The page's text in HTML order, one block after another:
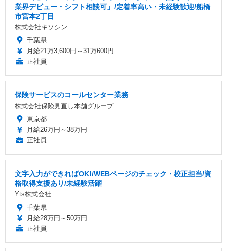
業界デビュー・シフト相談可」/定着率高い・未経験歓迎/船橋
市宮本2丁目
株式会社キソシン
千葉県
月給21万3,600円～31万600円
正社員
保険サービスのコールセンター業務
株式会社保険見直し本舗グループ
東京都
月給26万円～38万円
正社員
文字入力ができればOK!/WEBページのチェック・校正担当/資
格取得支援あり/未経験活躍
Yts株式会社
千葉県
月給28万円～50万円
正社員